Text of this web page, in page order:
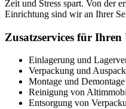
Zeit und Stress spart. Von der
Einrichtung sind wir an Ihrer
Zusatzservices für Ihren
Einlagerung und
Verpackung und
Montage und
Reinigung von
Entsorgung von